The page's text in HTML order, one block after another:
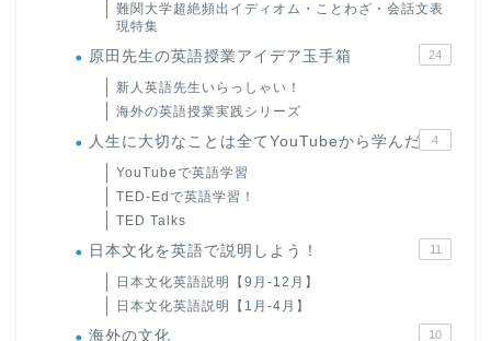
難関大学超絶頻出イディオム・ことわざ・会話文表
現特集
原田先生の英語授業アイデア玉手箱 24
新人英語先生いらっしゃい！
海外の英語授業実践シリーズ
人生に大切なことは全てYouTubeから学んだ 4
YouTubeで英語学習
TED-Edで英語学習！
TED Talks
日本文化を英語で説明しよう！ 11
日本文化英語説明【9月-12月】
日本文化英語説明【1月-4月】
海外の文化 10